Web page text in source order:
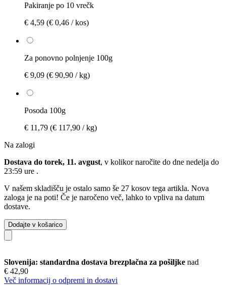
Pakiranje po 10 vrečk
€ 4,59 (€ 0,46 / kos)
Za ponovno polnjenje 100g
€ 9,09 (€ 90,90 / kg)
Posoda 100g
€ 11,79 (€ 117,90 / kg)
Na zalogi
Dostava do torek, 11. avgust, v kolikor naročite do dne nedelja do
23:59 ure .
V našem skladišču je ostalo samo še 27 kosov tega artikla. Nova
zaloga je na poti! Če je naročeno več, lahko to vpliva na datum
dostave.
Dodajte v košarico
Slovenija: standardna dostava brezplačna za pošiljke nad
€ 42,90
Več informacij o odpremi in dostavi